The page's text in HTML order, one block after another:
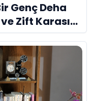
Genç Deha
Zift Karası